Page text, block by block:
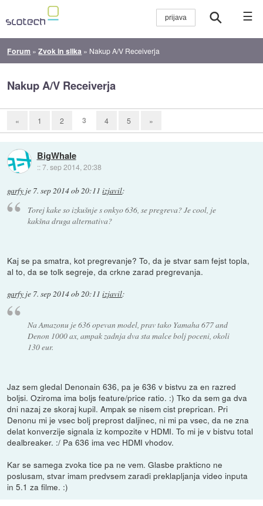
☰
Forum »Zvok in slika » Nakup A/V Receiverja
Nakup A/V Receiverja
« 1 2 3 4 5 »
BigWhale
::7. sep 2014, 20:38
garfy je 7. sep 2014 ob 20:11 izjavil:
Torej kake so izkušnje s onkyo 636, se pregreva? Je cool, je
kakšna druga alternativa?
Kaj se pa smatra, kot pregrevanje? To, da je stvar sam fejst topla,
al to, da se tolk segreje, da crkne zarad pregrevanja.
garfy je 7. sep 2014 ob 20:11 izjavil:
Na Amazonu je 636 opevan model, prav tako Yamaha 677 and
Denon 1000 ax, ampak zadnja dva sta malce bolj poceni, okoli
130 eur.
Jaz sem gledal Denonain 636, pa je 636 v bistvu za en razred
boljsi. Oziroma ima boljs feature/price ratio. :) Tko da sem ga dva
dni nazaj ze skoraj kupil. Ampak se nisem cist preprican. Pri
Denonu mi je vsec bolj preprost daljinec, ni mi pa vsec, da ne zna
delat konverzije signala iz kompozite v HDMI. To mi je v bistvu total
dealbreaker. :/ Pa 636 ima vec HDMI vhodov.
Kar se samega zvoka tice pa ne vem. Glasbe prakticno ne
poslusam, stvar imam predvsem zaradi preklapljanja video inputa
in 5.1 za filme. :)